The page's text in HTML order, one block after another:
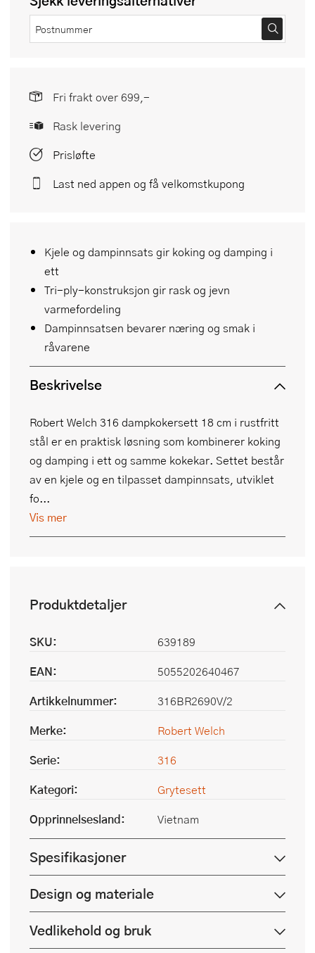
Kjele og dampinnsats gir koking og damping i
ett
Tri-ply-konstruksjon gir rask og jevn
varmefordeling
Dampinnsatsen bevarer næring og smak i
råvarene
Beskrivelse
Robert Welch 316 dampkokersett 18 cm i rustfritt
stål er en praktisk løsning som kombinerer koking
og damping i ett og samme kokekar. Settet består
av en kjele og en tilpasset dampinnsats, utviklet
fo...
Vis mer
Fri frakt over 699,-
Rask levering
Prisløfte
Last ned appen og få velkomstkupong
Produktdetaljer
SKU:
639189
EAN:
5055202640467
Artikkelnummer:
316BR2690V/2
Merke:
Robert Welch
Serie:
316
Kategori:
Grytesett
Opprinnelsesland:
Vietnam
Spesifikasjoner
Design og materiale
Vedlikehold og bruk